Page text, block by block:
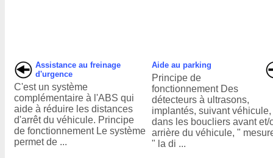
Assistance au freinage
d'urgence
C'est un système
complémentaire à l'ABS qui
aide à réduire les distances
d'arrêt du véhicule. Principe
de fonctionnement Le système
permet de ...
Aide au parking
Principe de
fonctionnement Des
détecteurs à ultrasons,
implantés, suivant véhicule,
dans les boucliers avant et/
arrière du véhicule, "
" la di ...